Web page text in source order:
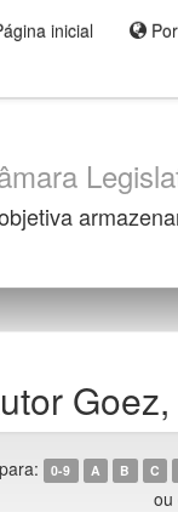
inicial
0-9 A B C
ou